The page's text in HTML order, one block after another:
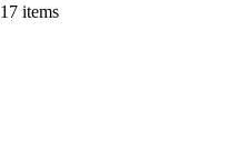
17 items